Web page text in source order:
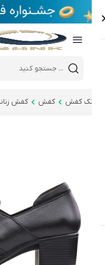
Mobile header search
کفش کفش کفش زنانه